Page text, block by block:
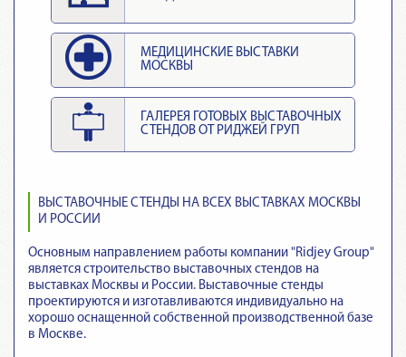
МЕДИЦИНСКИЕ ВЫСТАВКИ
МОСКВЫ
ГАЛЕРЕЯ ГОТОВЫХ ВЫСТАВОЧНЫХ
СТЕНДОВ ОТ РИДЖЕЙ ГРУП
ВЫСТАВОЧНЫЕ СТЕНДЫ НА ВСЕХ ВЫСТАВКАХ МОСКВЫ
И РОССИИ
Основным направлением работы компании "Ridjey Group"
является строительство выставочных стендов на
выставках Москвы и России. Выставочные стенды
проектируются и изготавливаются индивидуально на
хорошо оснащенной собственной производственной базе
в Москве.